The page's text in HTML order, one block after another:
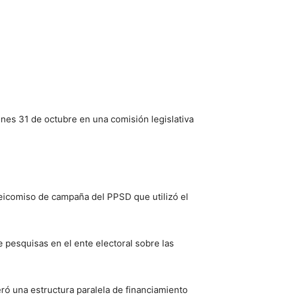
31 de octubre en una comisión legislativa
de campaña del PPSD que utilizó el
en el ente electoral sobre las
una estructura paralela de financiamiento